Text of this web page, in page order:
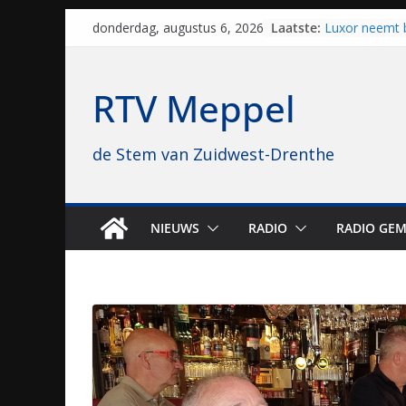
donderdag, augustus 6, 2026 Laatste: Luxor neemt
van vissport:
regio is goed
Al dertig jaar
RTV Meppel
de Stem van Zuidwest-Drenthe
NIEUWS RADIO RADIO